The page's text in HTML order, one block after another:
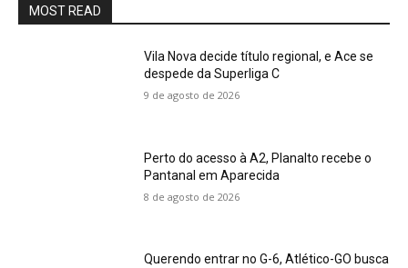
MOST READ
Vila Nova decide título regional, e Ace se
despede da Superliga C
9 de agosto de 2026
Perto do acesso à A2, Planalto recebe o
Pantanal em Aparecida
8 de agosto de 2026
Querendo entrar no G-6, Atlético-GO busca